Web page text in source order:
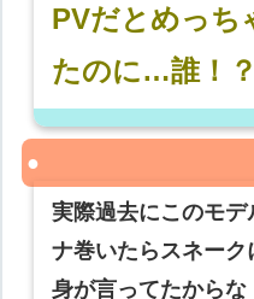
PVだとめっち
たのに…誰！？
実際過去にこのモ
ナ巻いたらスネー
身が言ってたからな